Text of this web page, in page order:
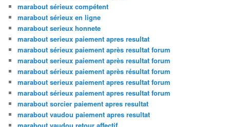
marabout sérieux compétent
marabout sérieux en ligne
marabout serieux honnete
marabout serieux paiement apres resultat
marabout sérieux paiement après resultat forum
marabout serieux paiement après resultat forum
marabout sérieux paiement après résultat forum
marabout serieux paiement apres resultat forum
marabout sérieux paiement apres resultat forum
marabout sorcier paiement apres resultat
marabout vaudou paiement apres resultat